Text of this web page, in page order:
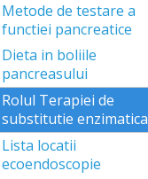
Metode de testare a
functiei pancreatice
Dieta in boliile
pancreasului
Rolul Terapiei de
substitutie enzimatica
Lista locatii
ecoendoscopie